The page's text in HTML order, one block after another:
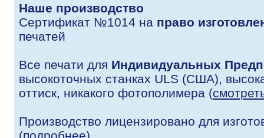
Наше производство
Сертификат №1014 на право
печатей
Все печати для Индивидуальных
высокоточных станках ULS (США),
оттиск, никакого фотополимера (
Производство лицензировано для
(подробнее)